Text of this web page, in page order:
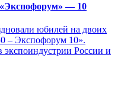
«Экспофорум» — 10
юбилей на двоих
– Экспофорум 10».
экспоиндустрии России и